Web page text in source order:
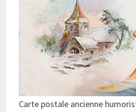
Carte postale ancienne